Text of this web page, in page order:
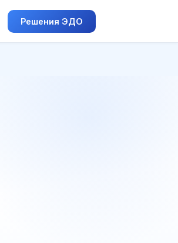
Решения ЭДО